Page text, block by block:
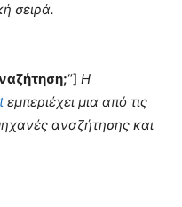
σειρά.
“] Η
εμπεριέχει μια από τις
αναζήτησης και